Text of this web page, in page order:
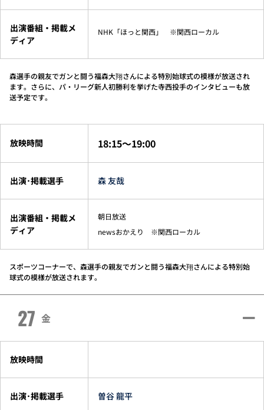
出演番組・掲載メ
ディア
NHK「ほっと関西」 ※関西ローカル
森選手の親友でガンと闘う福森大翔さんによる特別始球式の模様が放送され
ます。さらに、パ・リーグ新人初勝利を挙げた寺西投手のインタビューも放
送予定です。
放映時間 18:15～19:00
出演･掲載選手 森 友哉
出演番組・掲載メ
ディア
朝日放送
newsおかえり ※関西ローカル
スポーツコーナーで、森選手の親友でガンと闘う福森大翔さんによる特別始
球式の模様が放送されます。
27 金
放映時間
出演･掲載選手 曽谷 龍平